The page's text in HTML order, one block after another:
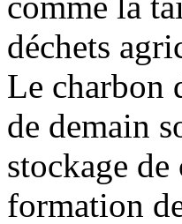
déchets
Le charbon
de demain
stockage
formation